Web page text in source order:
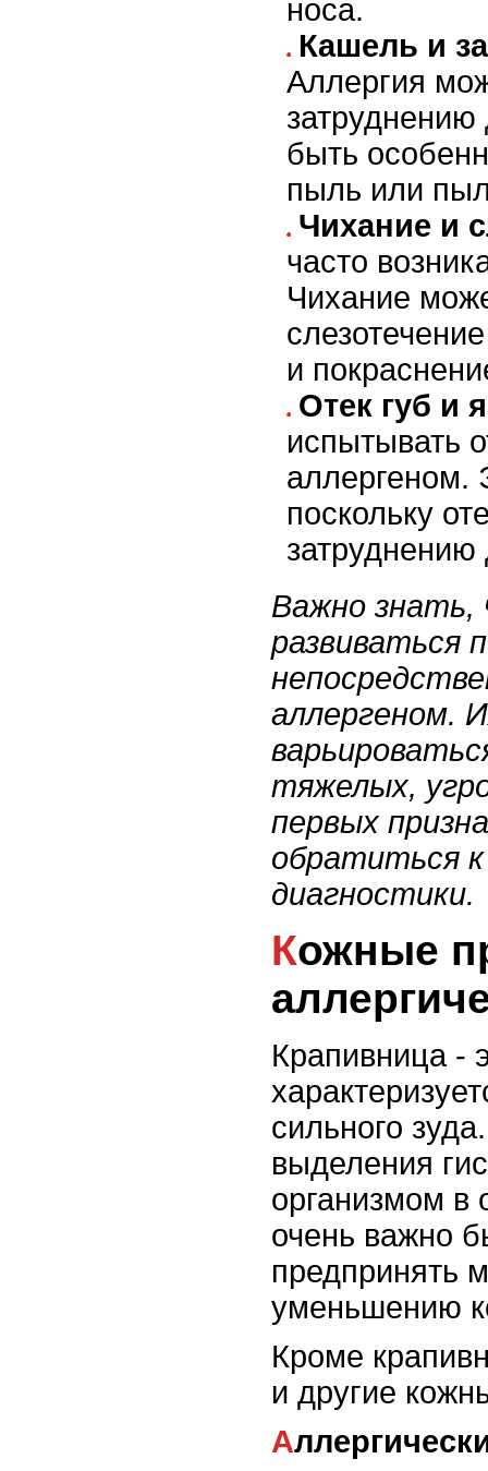
носа.
Кашель и
Аллергия
быть
пыль или
Чихание и
часто
Чихание
и
Отек губ и
испытывать
аллергеном.
поскольку
Важно
развиваться
аллергеном.
тяжелых,
первых
обратиться
диагностики.
Кожные проявления
Крапивница -
сильного
выделения
организмом в
очень важно
предпринять
уменьшению
Кроме
и другие